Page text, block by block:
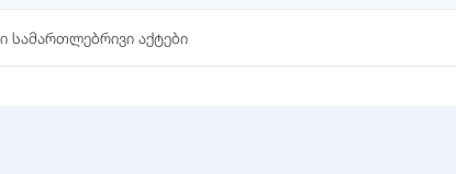
სამართლებრივი აქტები